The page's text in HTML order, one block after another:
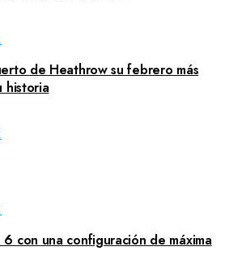
de Heathrow su febrero más
historia
con una configuración de máxima